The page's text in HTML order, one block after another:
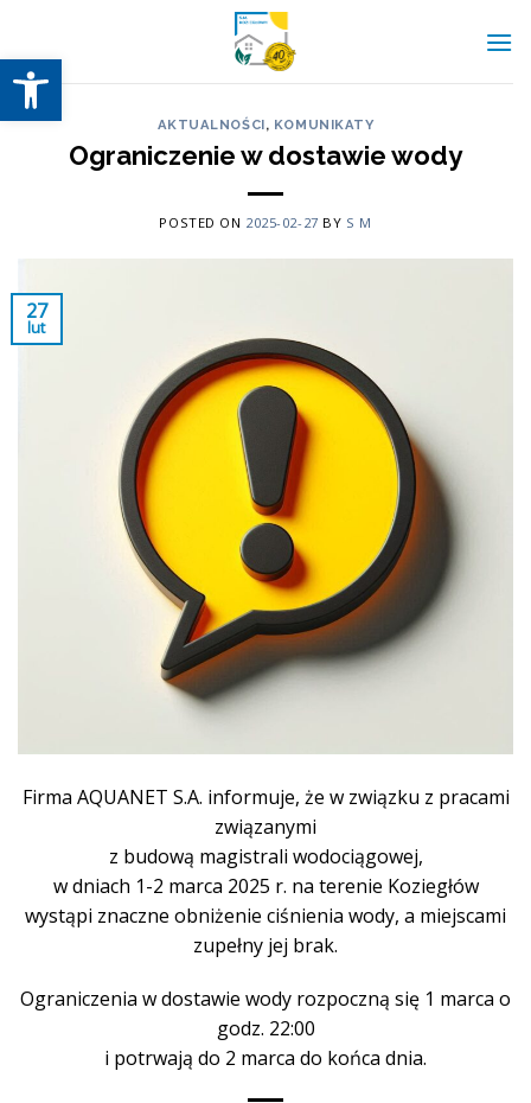
Otwórz pasek narzędzi
content
AKTUALNOŚCI, KOMUNIKATY
Ograniczenie w dostawie wody
POSTED ON 2025-02-27 BY S M
27
lut
Firma AQUANET S.A. informuje, że w związku z pracami
związanymi
z budową magistrali wodociągowej,
w dniach 1-2 marca 2025 r. na terenie Koziegłów
wystąpi znaczne obniżenie ciśnienia wody, a miejscami
zupełny jej brak.
Ograniczenia w dostawie wody rozpoczną się 1 marca o
godz. 22:00
i potrwają do 2 marca do końca dnia.